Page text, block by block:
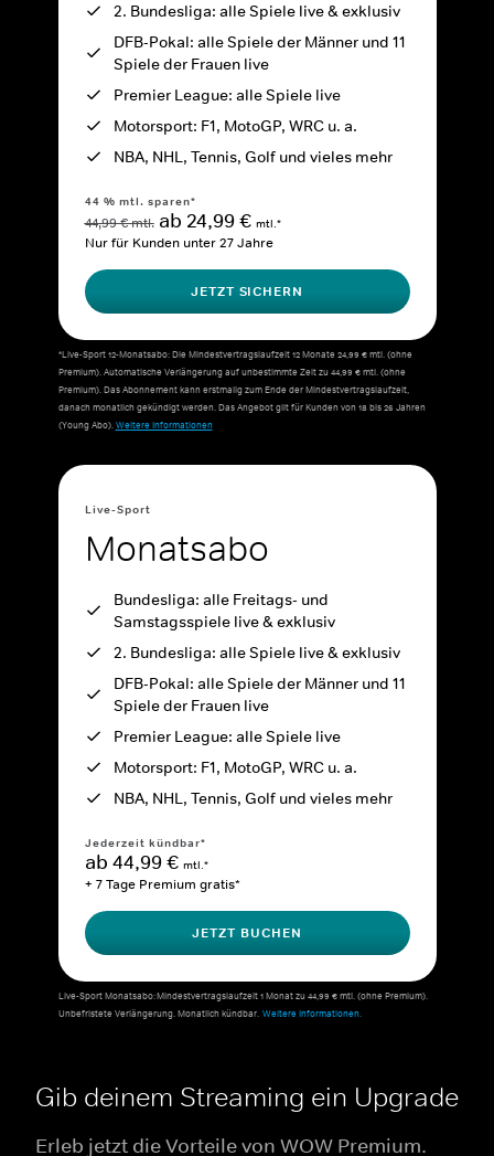
2. Bundesliga: alle Spiele live & exklusiv
DFB-Pokal: alle Spiele der Männer und 11
Spiele der Frauen live
Premier League: alle Spiele live
Motorsport: F1, MotoGP, WRC u. a.
NBA, NHL, Tennis, Golf und vieles mehr
44 % mtl. sparen*
44,99 € mtl. ab 24,99 € mtl.*
Nur für Kunden unter 27 Jahre
JETZT SICHERN
*Live-Sport 12-Monatsabo: Die Mindestvertragslaufzeit 12 Monate 24,99 € mtl. (ohne
Premium). Automatische Verlängerung auf unbestimmte Zeit zu 44,99 € mtl. (ohne
Premium). Das Abonnement kann erstmalig zum Ende der Mindestvertragslaufzeit,
danach monatlich gekündigt werden. Das Angebot gilt für Kunden von 18 bis 26 Jahren
(Young Abo).Weitere Informationen
Live-Sport
Monatsabo
Bundesliga: alle Freitags- und
Samstagsspiele live & exklusiv
2. Bundesliga: alle Spiele live & exklusiv
DFB-Pokal: alle Spiele der Männer und 11
Spiele der Frauen live
Premier League: alle Spiele live
Motorsport: F1, MotoGP, WRC u. a.
NBA, NHL, Tennis, Golf und vieles mehr
Jederzeit kündbar*
ab 44,99 € mtl.*
+ 7 Tage Premium gratis*
JETZT BUCHEN
Live-Sport Monatsabo: Mindestvertragslaufzeit 1 Monat zu 44,99 € mtl. (ohne Premium).
Unbefristete Verlängerung. Monatlich kündbar. Weitere Informationen.
Gib deinem Streaming ein Upgrade
Erleb jetzt die Vorteile von WOW Premium.